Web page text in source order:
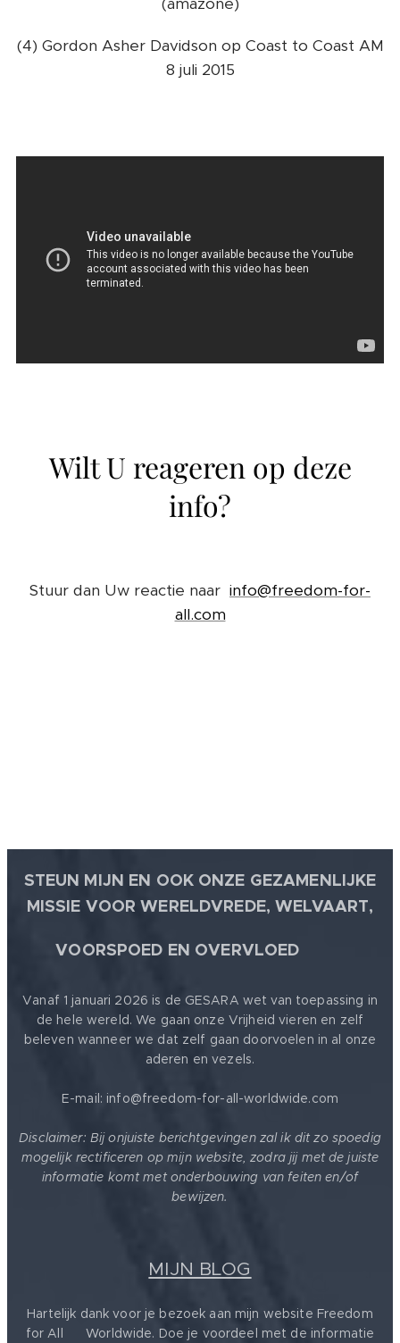
(4) Gordon Asher Davidson op Coast to Coast AM
8 juli 2015
Wilt U reageren op deze
info?
Stuur dan Uw reactie naar info@freedom-for-
all.com
STEUN MIJN EN OOK ONZE GEZAMENLIJKE
MISSIE VOOR WERELDVREDE, WELVAART,
VOORSPOED EN OVERVLOED
Vanaf 1 januari 2026 is de GESARA wet van toepassing in
de hele wereld. We gaan onze Vrijheid vieren en zelf
beleven wanneer we dat zelf gaan doorvoelen in al onze
aderen en vezels.
E-mail: info@freedom-for-all-worldwide.com
Disclaimer: Bij onjuiste berichtgevingen zal ik dit zo spoedig
mogelijk rectificeren op mijn website, zodra jij met de juiste
informatie komt met onderbouwing van feiten en/of
bewijzen.
MIJN BLOG
Hartelijk dank voor je bezoek aan mijn website Freedom
for All ❤️ Worldwide. Doe je voordeel met de informatie